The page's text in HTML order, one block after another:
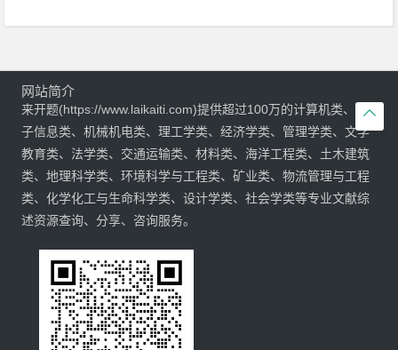

网站简介
来开题(https://www.laikaiti.com)提供超过100万的计算机类、电
子信息类、机械机电类、理工学类、经济学类、管理学类、文学
教育类、法学类、交通运输类、材料类、海洋工程类、土木建筑
类、地理科学类、环境科学与工程类、矿业类、物流管理与工程
类、化学化工与生命科学类、设计学类、社会学类等专业文献综
述资源查询、分享、咨询服务。